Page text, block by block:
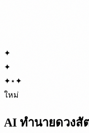
✦
✦
✦⋆✦
ใหม่
AI ทำนายดวงสั